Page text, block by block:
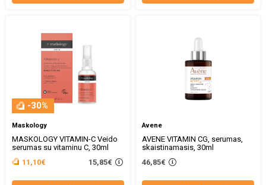
-30%
Maskology
MASKOLOGY VITAMIN-C Veido
serumas su vitaminu C, 30ml
11,10€
15,85€
Avene
AVENE VITAMIN CG, serumas,
skaistinamasis, 30ml
46,85€